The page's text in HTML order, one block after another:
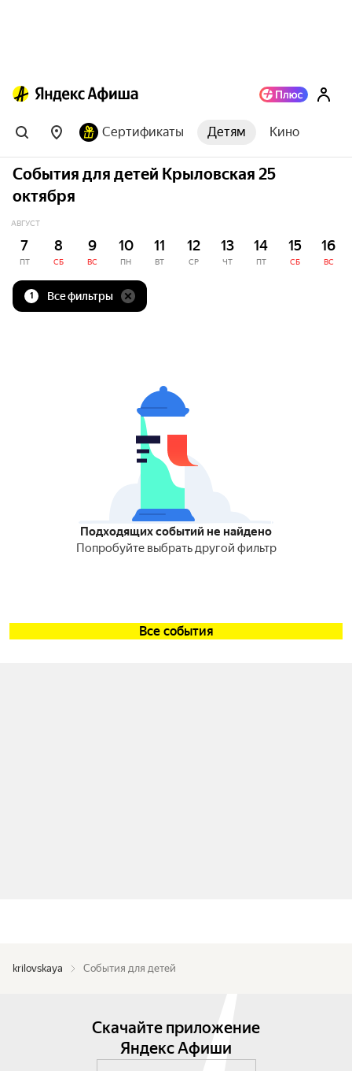
Сертификаты Детям Кино
События для детей Крыловская 25
октября
АВГУСТ
7
ПТ
8
СБ
9
ВС
10
ПН
11
ВТ
12
СР
13
ЧТ
14
ПТ
15
СБ
16
ВС
1 Все фильтры
Подходящих событий не найдено
Попробуйте выбрать другой фильтр
Все события
krilovskaya События для детей
Скачайте приложение
Яндекс Афиши